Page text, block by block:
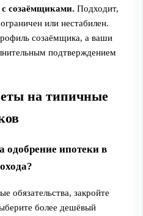
созаёмщиками. Подходит,
или нестабилен.
созаёмщика, а ваши
подтверждением
на типичные
ипотеки в
обязательства, закройте
более дешёвый